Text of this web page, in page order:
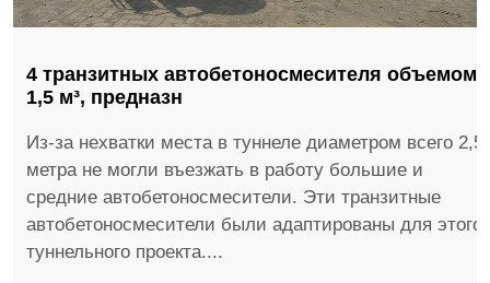
4 транзитных автобетоносмесителя объемом
1,5 м³, предназн
Из-за нехватки места в туннеле диаметром всего 2,5
метра не могли въезжать в работу большие и
средние автобетоносмесители. Эти транзитные
автобетоносмесители были адаптированы для этого
туннельного проекта....